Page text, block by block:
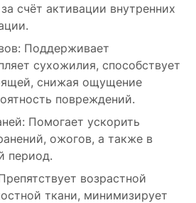
счёт активации внутренних
Поддерживает
сухожилия, способствует
снижая ощущение
повреждений.
Помогает ускорить
ожогов, а также в
период.
возрастной
ткани, минимизирует